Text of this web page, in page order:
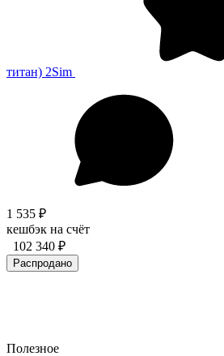
титан) 2Sim
1 535 ₽
кешбэк на счёт
102 340 ₽
Распродано
Полезное